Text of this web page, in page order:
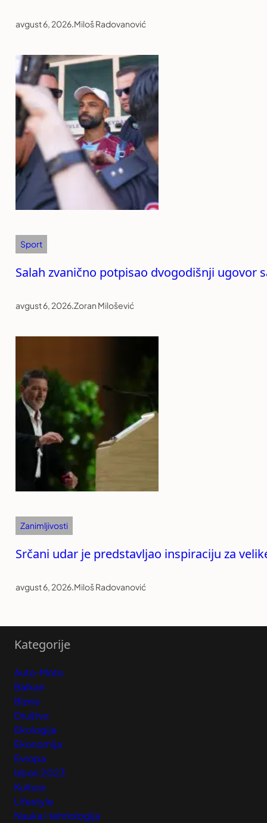
avgust 6, 2026.Miloš Radovanović
Sport
Salah zvanično potpisao dvogodišnji ugovor
avgust 6, 2026.Zoran Milošević
Zanimljivosti
Srčani udar je predstavljao inspiraciju za
avgust 6, 2026.Miloš Radovanović
Kategorije
Auto-Moto
Balkan
Biznis
Društvo
Ekologija
Ekonomija
Evropa
Izbori 2023
Kultura
Lifestyle
Nauka i tehnologija